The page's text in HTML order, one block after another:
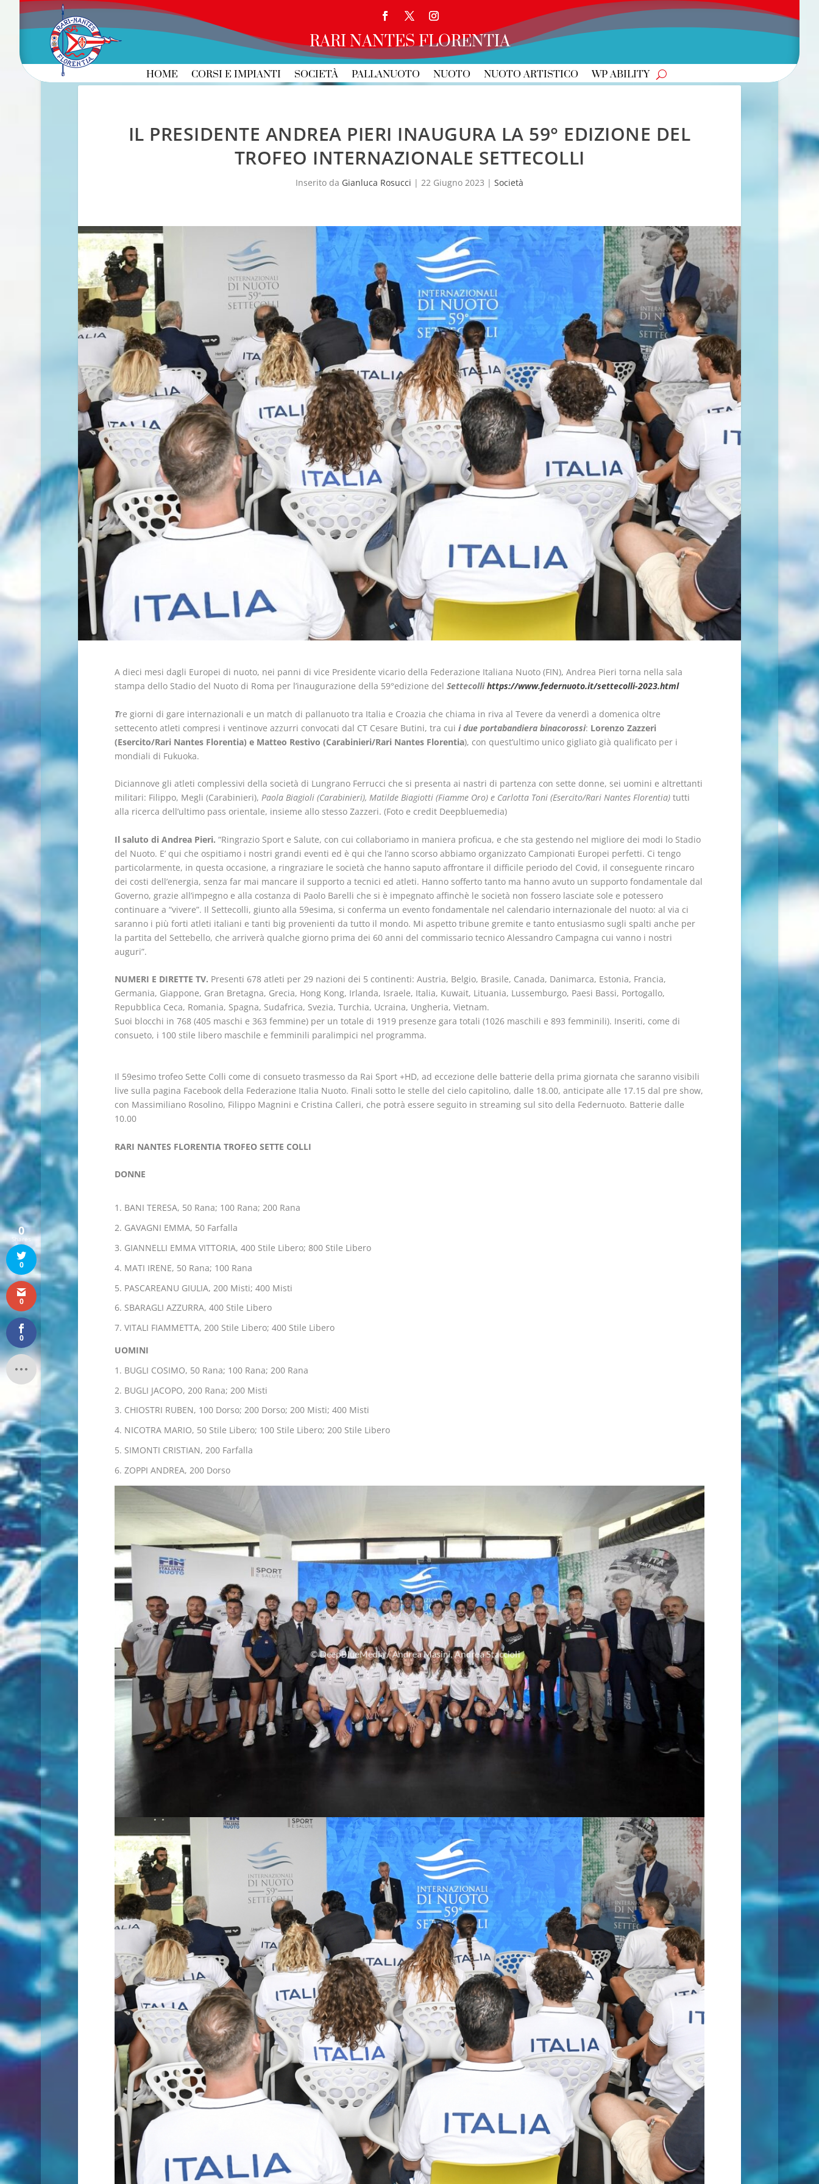
RARI NANTES FLORENTIA
HOME CORSI E IMPIANTI SOCIETÀ PALLANUOTO NUOTO NUOTO ARTISTICO WP ABILITY
IL PRESIDENTE ANDREA PIERI INAUGURA LA 59° EDIZIONE DEL
TROFEO INTERNAZIONALE SETTECOLLI
Inserito da Gianluca Rosucci | 22 Giugno 2023 | Società
A dieci mesi dagli Europei di nuoto, nei panni di vice Presidente vicario della Federazione Italiana Nuoto (FIN), Andrea Pieri torna nella sala
stampa dello Stadio del Nuoto di Roma per l’inaugurazione della 59°edizione del Settecollihttps://www.federnuoto.it/settecolli-2023.html
Tre giorni di gare internazionali e un match di pallanuoto tra Italia e Croazia che chiama in riva al Tevere da venerdì a domenica oltre
settecento atleti compresi i ventinove azzurri convocati dal CT Cesare Butini, tra cui i due portabandiera binacorossi: Lorenzo Zazzeri
(Esercito/Rari Nantes Florentia) e Matteo Restivo (Carabinieri/Rari Nantes Florentia), con quest’ultimo unico gigliato già qualificato per i
mondiali di Fukuoka.
Diciannove gli atleti complessivi della società di Lungrano Ferrucci che si presenta ai nastri di partenza con sette donne, sei uomini e altrettanti
militari: Filippo, Megli (Carabinieri), Paola Biagioli (Carabinieri), Matilde Biagiotti (Fiamme Oro) e Carlotta Toni (Esercito/Rari Nantes Florentia)tutti
alla ricerca dell’ultimo pass orientale, insieme allo stesso Zazzeri. (Foto e credit Deepbluemedia)
Il saluto di Andrea Pieri. “Ringrazio Sport e Salute, con cui collaboriamo in maniera proficua, e che sta gestendo nel migliore dei modi lo Stadio
del Nuoto. E’ qui che ospitiamo i nostri grandi eventi ed è qui che l’anno scorso abbiamo organizzato Campionati Europei perfetti. Ci tengo
particolarmente, in questa occasione, a ringraziare le società che hanno saputo affrontare il difficile periodo del Covid, il conseguente rincaro
dei costi dell’energia, senza far mai mancare il supporto a tecnici ed atleti. Hanno sofferto tanto ma hanno avuto un supporto fondamentale dal
Governo, grazie all’impegno e alla costanza di Paolo Barelli che si è impegnato affinchè le società non fossero lasciate sole e potessero
continuare a “vivere”. Il Settecolli, giunto alla 59esima, si conferma un evento fondamentale nel calendario internazionale del nuoto: al via ci
saranno i più forti atleti italiani e tanti big provenienti da tutto il mondo. Mi aspetto tribune gremite e tanto entusiasmo sugli spalti anche per
la partita del Settebello, che arriverà qualche giorno prima dei 60 anni del commissario tecnico Alessandro Campagna cui vanno i nostri
auguri”.
NUMERI E DIRETTE TV. Presenti 678 atleti per 29 nazioni dei 5 continenti: Austria, Belgio, Brasile, Canada, Danimarca, Estonia, Francia,
Germania, Giappone, Gran Bretagna, Grecia, Hong Kong, Irlanda, Israele, Italia, Kuwait, Lituania, Lussemburgo, Paesi Bassi, Portogallo,
Repubblica Ceca, Romania, Spagna, Sudafrica, Svezia, Turchia, Ucraina, Ungheria, Vietnam.
Suoi blocchi in 768 (405 maschi e 363 femmine) per un totale di 1919 presenze gara totali (1026 maschili e 893 femminili). Inseriti, come di
consueto, i 100 stile libero maschile e femminili paralimpici nel programma.
Il 59esimo trofeo Sette Colli come di consueto trasmesso da Rai Sport +HD, ad eccezione delle batterie della prima giornata che saranno visibili
live sulla pagina Facebook della Federazione Italia Nuoto. Finali sotto le stelle del cielo capitolino, dalle 18.00, anticipate alle 17.15 dal pre show,
con Massimiliano Rosolino, Filippo Magnini e Cristina Calleri, che potrà essere seguito in streaming sul sito della Federnuoto. Batterie dalle
10.00
RARI NANTES FLORENTIA TROFEO SETTE COLLI
DONNE
BANI TERESA, 50 Rana; 100 Rana; 200 Rana
GAVAGNI EMMA, 50 Farfalla
GIANNELLI EMMA VITTORIA, 400 Stile Libero; 800 Stile Libero
MATI IRENE, 50 Rana; 100 Rana
PASCAREANU GIULIA, 200 Misti; 400 Misti
SBARAGLI AZZURRA, 400 Stile Libero
VITALI FIAMMETTA, 200 Stile Libero; 400 Stile Libero
UOMINI
BUGLI COSIMO, 50 Rana; 100 Rana; 200 Rana
BUGLI JACOPO, 200 Rana; 200 Misti
CHIOSTRI RUBEN, 100 Dorso; 200 Dorso; 200 Misti; 400 Misti
NICOTRA MARIO, 50 Stile Libero; 100 Stile Libero; 200 Stile Libero
SIMONTI CRISTIAN, 200 Farfalla
ZOPPI ANDREA, 200 Dorso
0
Shares
0
0
0